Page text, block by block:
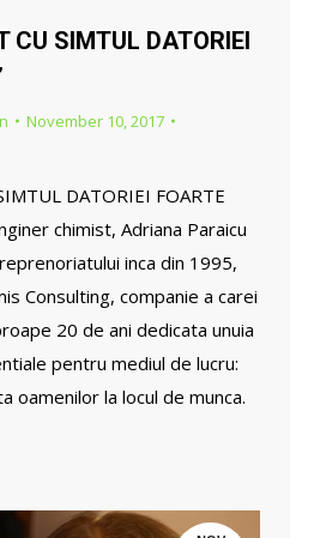
CU SIMTUL DATORIEI
November 10, 2017
DATORIEI FOARTE
chimist, Adriana Paraicu
inca din 1995,
Consulting, companie a carei
20 de ani dedicata unuia
pentru mediul de lucru:
oamenilor la locul de munca.